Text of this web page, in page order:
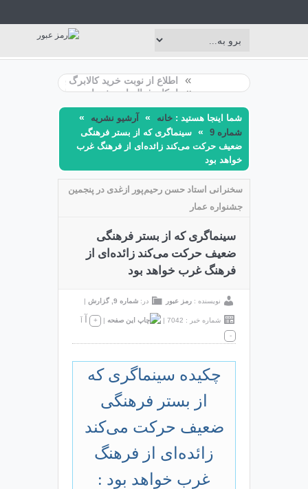
اطلاع از نوبت خرید کالابرگ با بازو اپلیکیشن بله
»
امکان فعالسازی خدمات «ساپتا» بانک ملی ایران
شما اینجا هستید : خانه » آرشیو نشریه »
شماره 9 » سینماگری که از بستر فرهنگی
ضعیف حرکت می‌کند زائده‌ای از فرهنگ غرب
خواهد بود
سخنرانی استاد حسن رحیم‌پور ازغدی در پنجمین
جشنواره عمار
سینماگری که از بستر فرهنگی
ضعیف حرکت می‌کند زائده‌ای از
فرهنگ غرب خواهد بود
نویسنده : رمز عبور در: شماره 9 گزارش |
شماره خبر : 7042 |
|
+ آ آ
-
چکیده سینماگری که
از بستر فرهنگی
ضعیف حرکت می‌کند
زائده‌ای از فرهنگ
غرب خواهد بود :